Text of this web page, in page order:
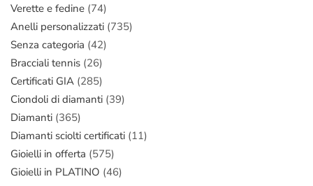
Verette e fedine (74)
Anelli personalizzati (735)
Senza categoria (42)
Bracciali tennis (26)
Certificati GIA (285)
Ciondoli di diamanti (39)
Diamanti (365)
Diamanti sciolti certificati (11)
Gioielli in offerta (575)
Gioielli in PLATINO (46)